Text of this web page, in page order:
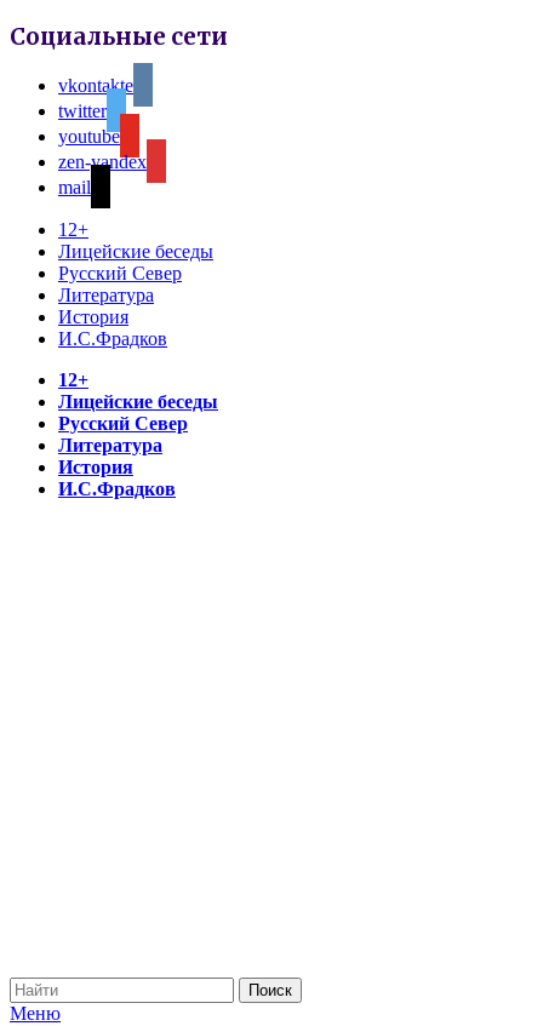
Социальные сети
vkontakte
twitter
youtube
zen-yandex
mail
12+
Лицейские беседы
Русский Север
Литература
История
И.С.Фрадков
12+
Лицейские беседы
Русский Север
Литература
История
И.С.Фрадков
Меню